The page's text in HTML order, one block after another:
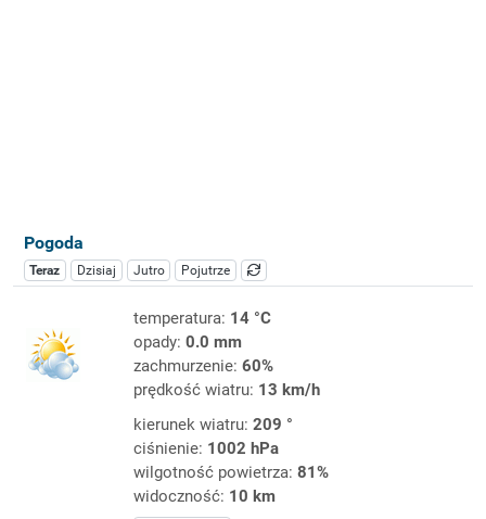
Pogoda
Teraz Dzisiaj Jutro Pojutrze
temperatura: 14 °C
opady: 0.0 mm
zachmurzenie: 60%
prędkość wiatru: 13 km/h
kierunek wiatru: 209 °
ciśnienie: 1002 hPa
wilgotność powietrza: 81%
widoczność: 10 km